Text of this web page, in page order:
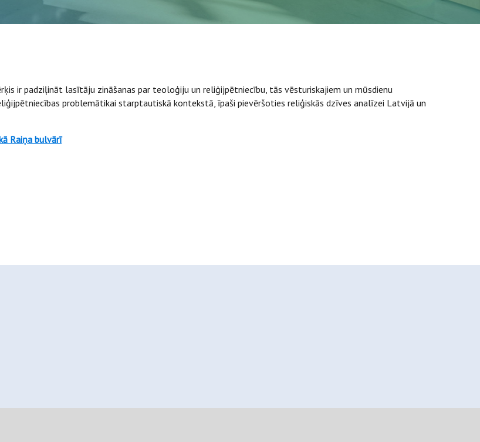
ir padziļināt lasītāju zināšanas par teoloģiju un reliģijpētniecību, tās vēsturiskajiem un mūsdienu
problemātikai starptautiskā kontekstā, īpaši pievēršoties reliģiskās dzīves analīzei Latvijā un
Raiņa bulvārī